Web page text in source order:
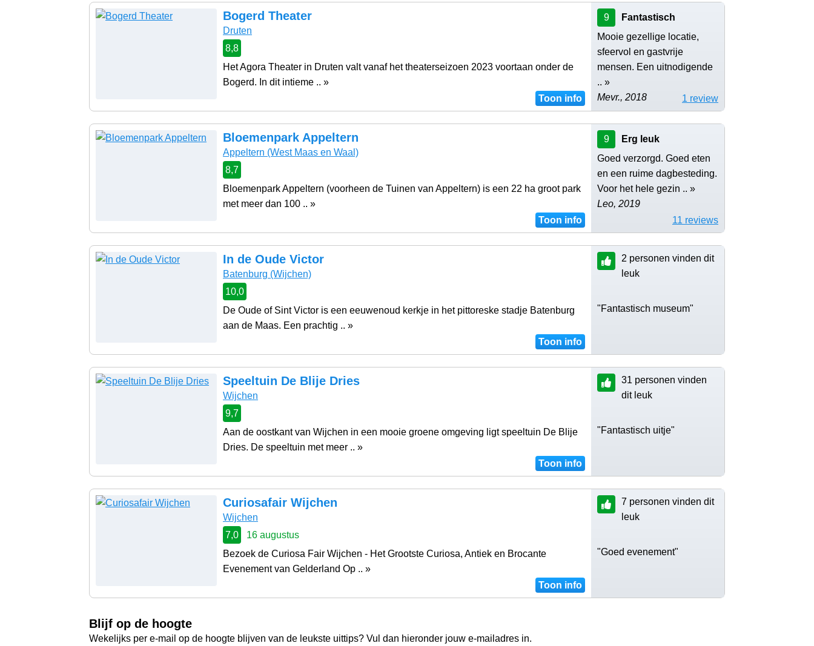
Bogerd Theater
Druten
8,8
Het Agora Theater in Druten valt vanaf het theaterseizoen 2023 voortaan onder de
Bogerd. In dit intieme .. »
Toon info
9
Fantastisch
Mooie gezellige locatie,
sfeervol en gastvrije
mensen. Een uitnodigende
.. »
Mevr., 2018
1 review
Bloemenpark Appeltern
Appeltern (West Maas en Waal)
8,7
Bloemenpark Appeltern (voorheen de Tuinen van Appeltern) is een 22 ha groot park
met meer dan 100 .. »
Toon info
9
Erg leuk
Goed verzorgd. Goed eten
en een ruime dagbesteding.
Voor het hele gezin .. »
Leo, 2019
11 reviews
In de Oude Victor
Batenburg (Wijchen)
10,0
De Oude of Sint Victor is een eeuwenoud kerkje in het pittoreske stadje Batenburg
aan de Maas. Een prachtig .. »
Toon info
2 personen vinden dit
leuk
"Fantastisch museum"
Speeltuin De Blije Dries
Wijchen
9,7
Aan de oostkant van Wijchen in een mooie groene omgeving ligt speeltuin De Blije
Dries. De speeltuin met meer .. »
Toon info
31 personen vinden
dit leuk
"Fantastisch uitje"
Curiosafair Wijchen
Wijchen
7,0
16 augustus
Bezoek de Curiosa Fair Wijchen - Het Grootste Curiosa, Antiek en Brocante
Evenement van Gelderland Op .. »
Toon info
7 personen vinden dit
leuk
"Goed evenement"
Blijf op de hoogte
Wekelijks per e-mail op de hoogte blijven van de leukste uittips? Vul dan hieronder jouw e-mailadres in.